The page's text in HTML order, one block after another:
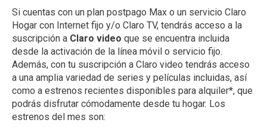
Si cuentas con un plan postpago Max o un servicio Claro
Hogar con Internet fijo y/o Claro TV, tendrás acceso a la
suscripción a Claro video que se encuentra incluida
desde la activación de la línea móvil o servicio fijo.
Además, con tu suscripción a Claro video tendrás acceso
a una amplia variedad de series y películas incluidas, así
como a estrenos recientes disponibles para alquiler*, que
podrás disfrutar cómodamente desde tu hogar. Los
estrenos del mes son: